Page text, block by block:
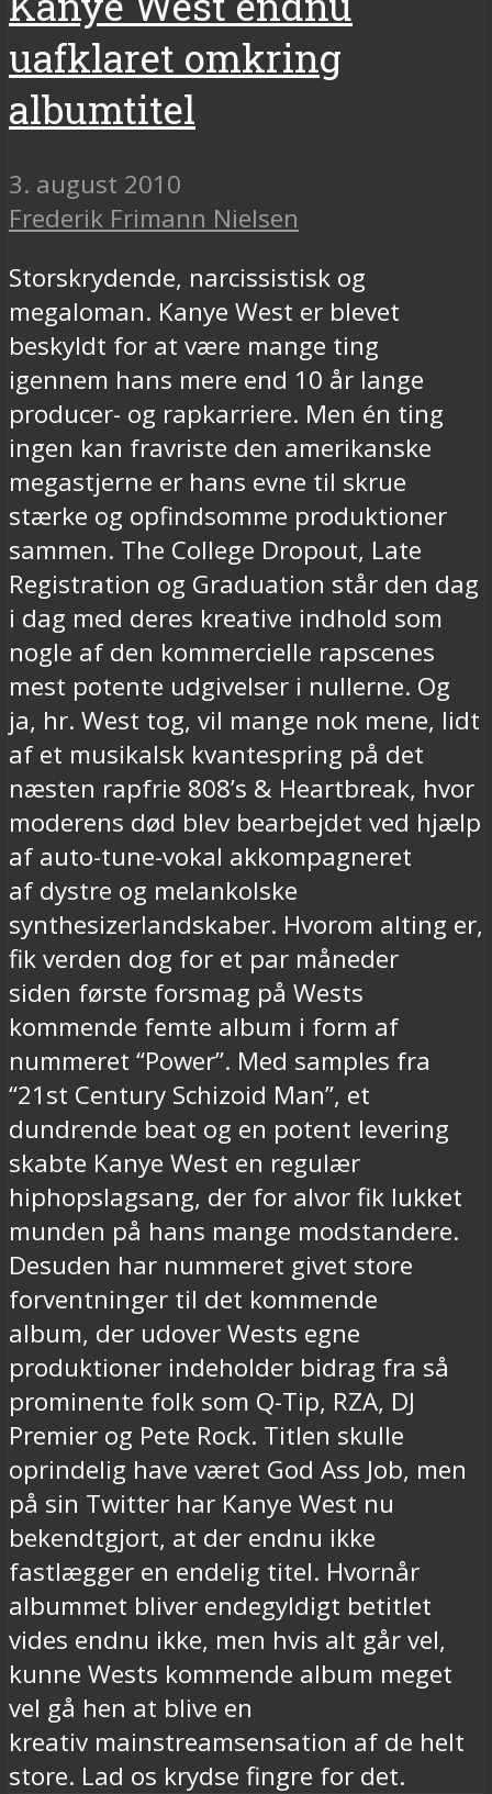
uafklaret omkring
albumtitel
3. august 2010
Frederik Frimann Nielsen
Storskrydende, narcissistisk og
megaloman. Kanye West er blevet
beskyldt for at være mange ting
igennem hans mere end 10 år lange
producer- og rapkarriere. Men én ting
ingen kan fravriste den amerikanske
megastjerne er hans evne til skrue
stærke og opfindsomme produktioner
sammen. The College Dropout, Late
Registration og Graduation står den dag
i dag med deres kreative indhold som
nogle af den kommercielle rapscenes
mest potente udgivelser i nullerne. Og
ja, hr. West tog, vil mange nok mene, lidt
af et musikalsk kvantespring på det
næsten rapfrie 808’s & Heartbreak, hvor
moderens død blev bearbejdet ved hjælp
af auto-tune-vokal akkompagneret
af dystre og melankolske
synthesizerlandskaber. Hvorom alting er,
fik verden dog for et par måneder
siden første forsmag på Wests
kommende femte album i form af
nummeret “Power”. Med samples fra
“21st Century Schizoid Man”, et
dundrende beat og en potent levering
skabte Kanye West en regulær
hiphopslagsang, der for alvor fik lukket
munden på hans mange modstandere.
Desuden har nummeret givet store
forventninger til det kommende
album, der udover Wests egne
produktioner indeholder bidrag fra så
prominente folk som Q-Tip, RZA, DJ
Premier og Pete Rock. Titlen skulle
oprindelig have været God Ass Job, men
på sin Twitter har Kanye West nu
bekendtgjort, at der endnu ikke
fastlægger en endelig titel. Hvornår
albummet bliver endegyldigt betitlet
vides endnu ikke, men hvis alt går vel,
kunne Wests kommende album meget
vel gå hen at blive en
kreativ mainstreamsensation af de helt
store. Lad os krydse fingre for det.